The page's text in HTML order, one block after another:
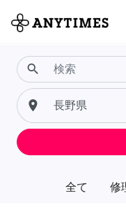
全て 修
search
place